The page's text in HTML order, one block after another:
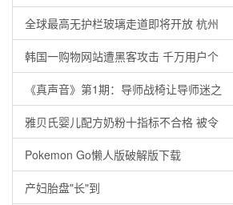
全球最高无护栏玻璃走道即将开放 杭州
韩国一购物网站遭黑客攻击 千万用户个
《真声音》第1期：导师战椅让导师迷之
雅贝氏婴儿配方奶粉十指标不合格 被令
Pokemon Go懒人版破解版下载
产妇胎盘"长"到